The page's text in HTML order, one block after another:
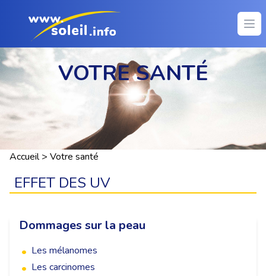
VOTRE SANTÉ
Accueil > Votre santé
EFFET DES UV
Dommages sur la peau
• Les mélanomes
• Les carcinomes